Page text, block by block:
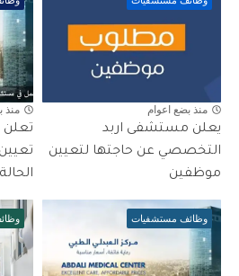
منذ بضع اعوام
يعلن مستشفى اربد
التخصصي عن حاجتها لتعيين
موظفين
منذ
الحالة
وظائف مستشفيات